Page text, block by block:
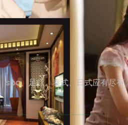
spa、足疗、泰式、日式应有尽有